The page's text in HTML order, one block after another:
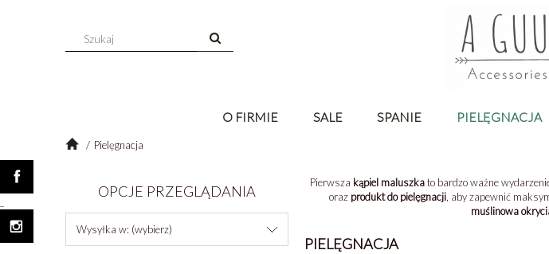
O FIRMIE SALE SPANIE PIELĘGNACJA
Pielęgnacja
OPCJE PRZEGLĄDANIA
Wysyłka w: (wybierz)
Pierwsza kąpiel maluszkato bardzo ważne
oraz produkt do pielęgnacji, aby zapewnić
muślinowa
PIELĘGNACJA